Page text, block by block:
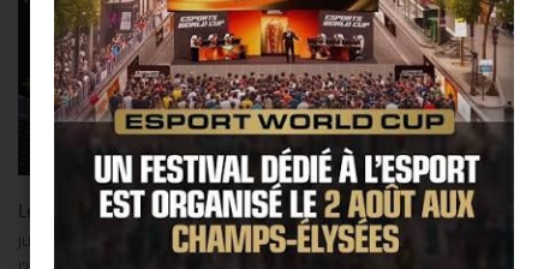
Le Shangri-La Hotel, Paris dévoile ses plus beaux atours dès le 2
juin avec La 8 Iéna, sa nouvelle terrasse située dans l’avant-cour de